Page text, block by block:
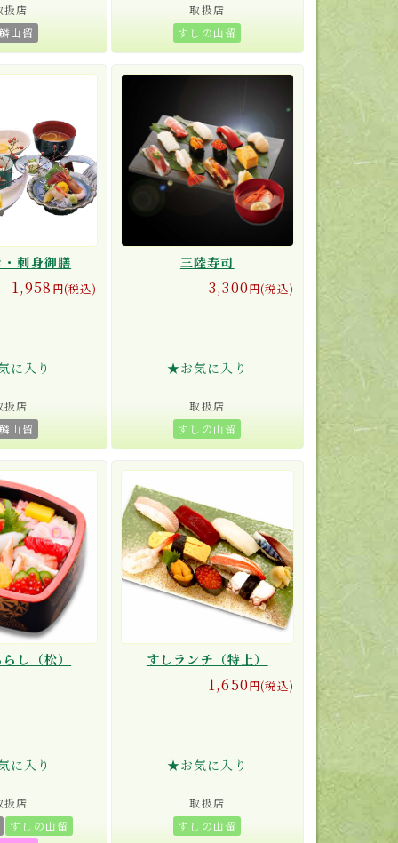
扱店
山留
取扱店
すしの山留
刺身御膳
1,958 円(税込)
に入り
扱店
山留
三陸寿司
3,300円(税込)
★お気に入り
取扱店
すしの山留
し（松）
に入り
扱店
すしの山留
すしランチ（特上）
1,650円(税込)
★お気に入り
取扱店
すしの山留